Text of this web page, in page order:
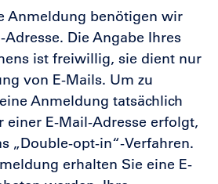
Anmeldung benötigen wir
Die Angabe Ihres
ist freiwillig, sie dient nur
von E-Mails. Um zu
Anmeldung tatsächlich
einer E-Mail-Adresse erfolgt,
„Double-opt-in“-Verfahren.
erhalten Sie eine E-